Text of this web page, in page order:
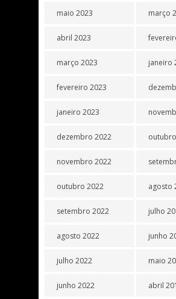
maio 2023
abril 2023
março 2023
fevereiro 2023
janeiro 2023
dezembro 2022
novembro 2022
outubro 2022
setembro 2022
agosto 2022
julho 2022
junho 2022
março
janeiro
agosto
julho
junho
maio
abril